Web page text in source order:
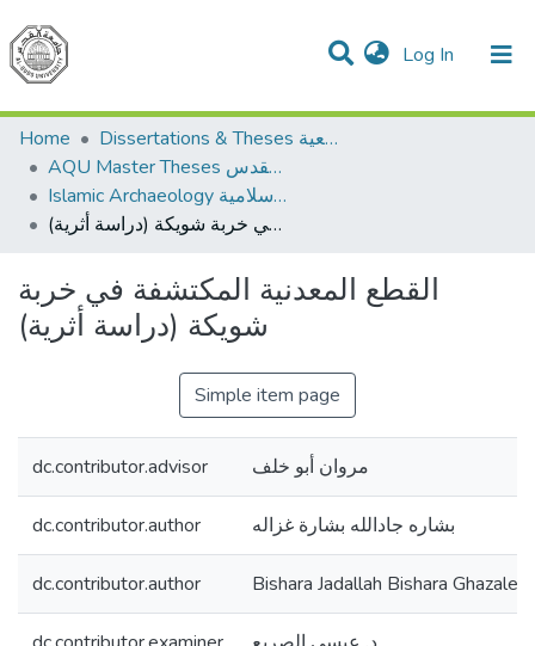
Log In (current)
Communities & Collections
All of DSpace
Home
Dissertations & Theses الرسائل الجامعية
AQU Master Theses الرسائل الجامعية الخاصة بجامعة القدس
Islamic Archaeology الأثار الاسلامية
القطع المعدنية المكتشفة في خربة شويكة (دراسة أثرية)
القطع المعدنية المكتشفة في خربة
شويكة (دراسة أثرية)
Simple item page
dc.contributor.advisor مروان أبو خلف
dc.contributor.author بشاره جادالله بشارة غزاله
dc.contributor.author Bishara Jadallah Bishara Ghazaleh